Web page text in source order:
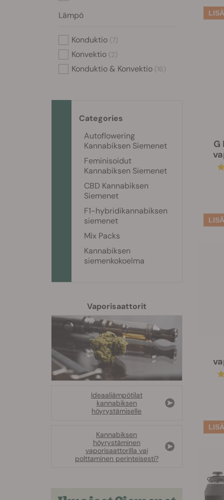
G
Lämpö
Konduktio (7)
Konvektio (2)
Konduktio & Konvektio (16)
Categories
Autoflowering
Kannabiksen Siemenet
Feminisoidut
Kannabiksen Siemenet
CBD Kannabiksen
Siemenet
F1-hybridikannabiksen
siemenet
Mix Packs
Kannabiksen
siemenkokoelma
Vaporisaattorit
Ideaaliämpötilat
kannabiksen
höyrystämiselle
Kannabiksen
höyrystäminen
vaporisaattorilla vai
polttaminen perinteisesti?